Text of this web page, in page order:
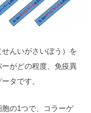
んいがさいぼう）を
がどの程度、免疫異
タです。
の1つで、コラーゲ